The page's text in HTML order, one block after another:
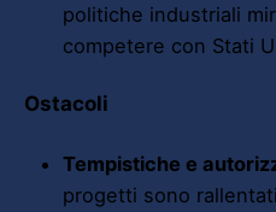
politiche industriali
competere con Stati
Ostacoli
Tempistiche e
progetti sono